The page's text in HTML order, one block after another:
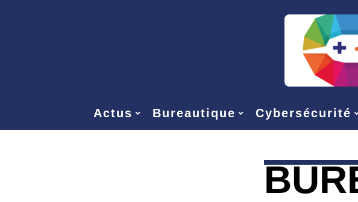
Actus Bureautique Cybersécurité